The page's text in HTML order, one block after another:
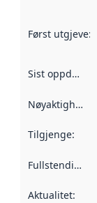
Først utgjeve:
Sist oppdatert
Nøyaktigheit
Tilgjenge:
Fullstendigheit
Aktualitet: